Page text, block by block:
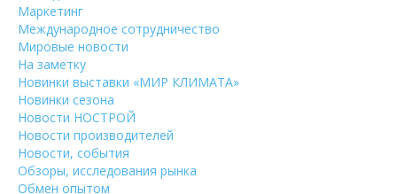
Маркетинг
Международное сотрудничество
Мировые новости
На заметку
Новинки выставки «МИР КЛИМАТА»
Новинки сезона
Новости НОСТРОЙ
Новости производителей
Новости, события
Обзоры, исследования рынка
Обмен опытом